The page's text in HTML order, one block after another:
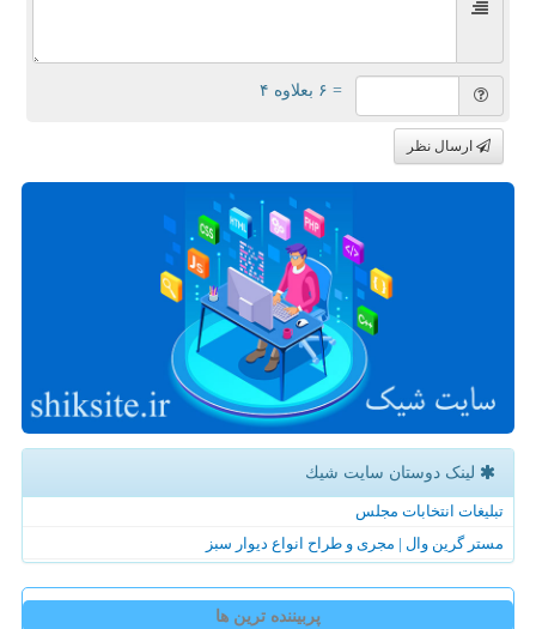
= ۶ بعلاوه ۴
ارسال نظر
لینک دوستان سایت شیك
تبلیغات انتخابات مجلس
مستر گرین وال | مجری و طراح انواع دیوار سبز
پربیننده ترین ها